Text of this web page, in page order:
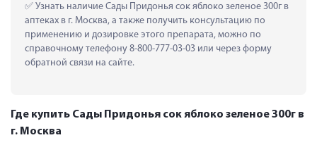
Узнать наличие Сады Придонья сок яблоко зеленое 300г в
аптеках в г. Москва, а также получить консультацию по
применению и дозировке этого препарата, можно по
справочному телефону 8-800-777-03-03 или через форму
обратной связи на сайте.
Где купить Сады Придонья сок яблоко зеленое 300г в
г. Москва